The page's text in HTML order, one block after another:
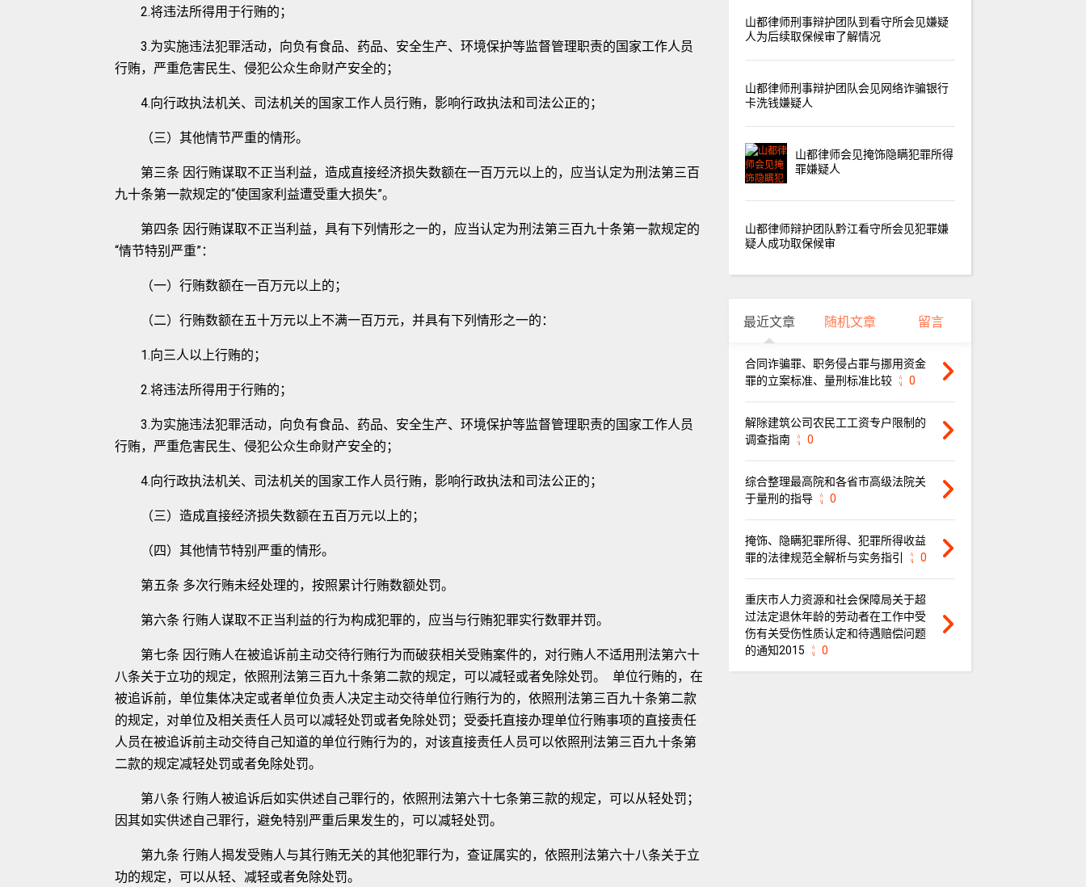
2.将违法所得用于行贿的；
3.为实施违法犯罪活动，向负有食品、药品、安全生产、环境保护等监督管理职责的国家工作人员
行贿，严重危害民生、侵犯公众生命财产安全的；
4.向行政执法机关、司法机关的国家工作人员行贿，影响行政执法和司法公正的；
（三）其他情节严重的情形。
第三条 因行贿谋取不正当利益，造成直接经济损失数额在一百万元以上的，应当认定为刑法第三百
九十条第一款规定的“使国家利益遭受重大损失”。
第四条 因行贿谋取不正当利益，具有下列情形之一的，应当认定为刑法第三百九十条第一款规定的
“情节特别严重”：
（一）行贿数额在一百万元以上的；
（二）行贿数额在五十万元以上不满一百万元，并具有下列情形之一的：
1.向三人以上行贿的；
2.将违法所得用于行贿的；
3.为实施违法犯罪活动，向负有食品、药品、安全生产、环境保护等监督管理职责的国家工作人员
行贿，严重危害民生、侵犯公众生命财产安全的；
4.向行政执法机关、司法机关的国家工作人员行贿，影响行政执法和司法公正的；
（三）造成直接经济损失数额在五百万元以上的；
（四）其他情节特别严重的情形。
第五条 多次行贿未经处理的，按照累计行贿数额处罚。
第六条 行贿人谋取不正当利益的行为构成犯罪的，应当与行贿犯罪实行数罪并罚。
第七条 因行贿人在被追诉前主动交待行贿行为而破获相关受贿案件的，对行贿人不适用刑法第六十
八条关于立功的规定，依照刑法第三百九十条第二款的规定，可以减轻或者免除处罚。 单位行贿的，在
被追诉前，单位集体决定或者单位负责人决定主动交待单位行贿行为的，依照刑法第三百九十条第二款
的规定，对单位及相关责任人员可以减轻处罚或者免除处罚；受委托直接办理单位行贿事项的直接责任
人员在被追诉前主动交待自己知道的单位行贿行为的，对该直接责任人员可以依照刑法第三百九十条第
二款的规定减轻处罚或者免除处罚。
第八条 行贿人被追诉后如实供述自己罪行的，依照刑法第六十七条第三款的规定，可以从轻处罚；
因其如实供述自己罪行，避免特别严重后果发生的，可以减轻处罚。
第九条 行贿人揭发受贿人与其行贿无关的其他犯罪行为，查证属实的，依照刑法第六十八条关于立
功的规定，可以从轻、减轻或者免除处罚。
山都律师刑事辩护团队到看守所会见嫌疑
人为后续取保候审了解情况
山都律师刑事辩护团队会见网络诈骗银行
卡洗钱嫌疑人
山都律师会见掩饰隐瞒犯罪所得
罪嫌疑人
山都律师辩护团队黔江看守所会见犯罪嫌
疑人成功取保候审
最近文章 随机文章 留言
合同诈骗罪、职务侵占罪与挪用资金
罪的立案标准、量刑标准比较
0
解除建筑公司农民工工资专户限制的
调查指南
0
综合整理最高院和各省市高级法院关
于量刑的指导
0
掩饰、隐瞒犯罪所得、犯罪所得收益
罪的法律规范全解析与实务指引
0
重庆市人力资源和社会保障局关于超
过法定退休年龄的劳动者在工作中受
伤有关受伤性质认定和待遇赔偿问题
的通知2015
0